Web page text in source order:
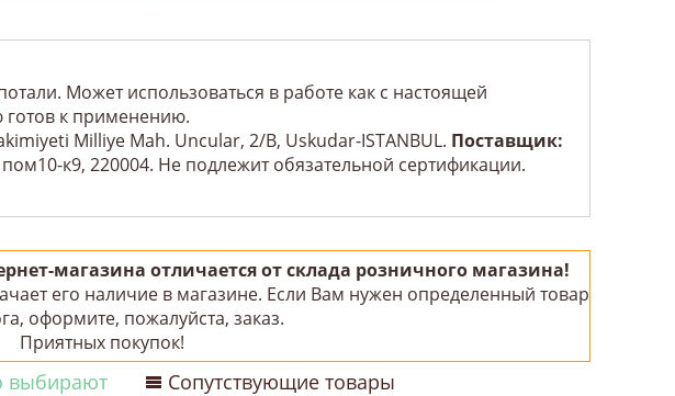
Может использоваться в работе как с настоящей
готов к применению.
Milliye Mah. Uncular, 2/B, Uskudar-ISTANBUL. Поставщик:
к9, 220004. Не подлежит обязательной сертификации.
магазина отличается от склада розничного магазина!
его наличие в магазине. Если Вам нужен определенный товар
оформите, пожалуйста, заказ.
Приятных покупок!
выбирают Сопутствующие товары